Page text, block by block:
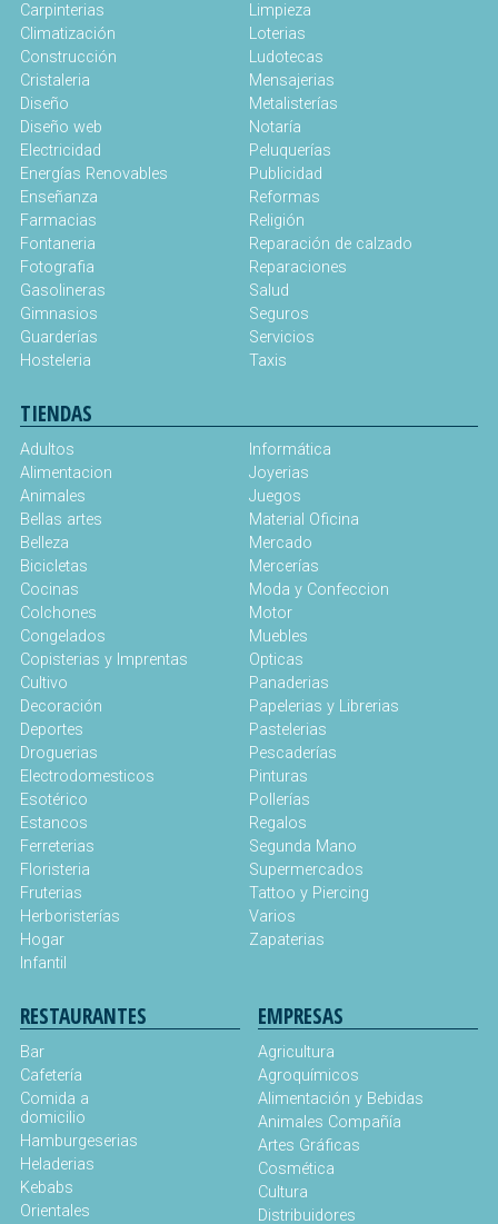
Carpinterias
Climatización
Construcción
Cristaleria
Diseño
Diseño web
Electricidad
Energías Renovables
Enseñanza
Farmacias
Fontaneria
Fotografia
Gasolineras
Gimnasios
Guarderías
Hosteleria
Limpieza
Loterias
Ludotecas
Mensajerias
Metalisterías
Notaría
Peluquerías
Publicidad
Reformas
Religión
Reparación de calzado
Reparaciones
Salud
Seguros
Servicios
Taxis
TIENDAS
Adultos
Alimentacion
Animales
Bellas artes
Belleza
Bicicletas
Cocinas
Colchones
Congelados
Copisterias y Imprentas
Cultivo
Decoración
Deportes
Droguerias
Electrodomesticos
Esotérico
Estancos
Ferreterias
Floristeria
Fruterias
Herboristerías
Hogar
Infantil
Informática
Joyerias
Juegos
Material Oficina
Mercado
Mercerías
Moda y Confeccion
Motor
Muebles
Opticas
Panaderias
Papelerias y Librerias
Pastelerias
Pescaderías
Pinturas
Pollerías
Regalos
Segunda Mano
Supermercados
Tattoo y Piercing
Varios
Zapaterias
RESTAURANTES
Bar
Cafetería
Comida a
domicilio
Hamburgeserias
Heladerias
Kebabs
Orientales
EMPRESAS
Agricultura
Agroquímicos
Alimentación y Bebidas
Animales Compañía
Artes Gráficas
Cosmética
Cultura
Distribuidores